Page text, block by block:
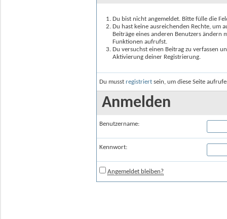
Du bist nicht angemeldet. Bitte fülle die
Du hast keine ausreichenden Rechte, um
Beiträge eines anderen Benutzers
Funktionen aufrufst.
Du versuchst einen Beitrag zu verfassen
Aktivierung deiner Registrierung.
Du musst registriert sein, um diese Seite
Anmelden
Benutzername:
Kennwort:
Angemeldet bleiben?